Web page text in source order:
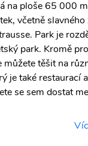
na ploše 65 000
včetně slavného
Park je
park. Kromě
můžete těšit na
je také restaurací
se sem dostat